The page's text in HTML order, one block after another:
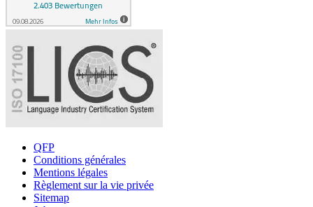
QFP
Conditions générales
Mentions légales
Règlement sur la vie privée
Sitemap